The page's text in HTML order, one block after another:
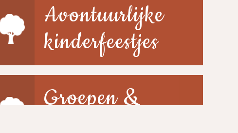
Avontuurlijke
kinderfeestjes
Groepen &